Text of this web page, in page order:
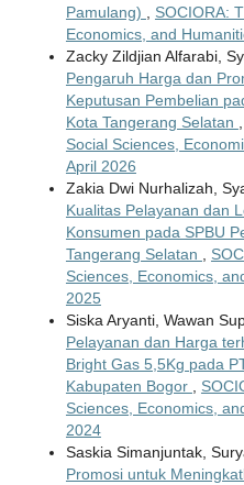
Pamulang)
SOCIORA:
Economics, and
Zacky Zildjian Alfarabi,
Pengaruh Harga dan
Keputusan Pembelian
Kota Tangerang Selatan
Social Sciences,
April 2026
Zakia Dwi Nurhalizah,
Kualitas Pelayanan dan
Konsumen pada SPBU
Tangerang Selatan
Sciences, Economics,
2025
Siska Aryanti, Wawan
Pelayanan dan Harga
Bright Gas 5,5Kg pada
Kabupaten Bogor
Sciences, Economics,
2024
Saskia Simanjuntak,
Promosi untuk